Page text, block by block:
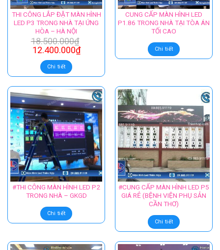
-33%
THI CÔNG LẮP ĐẶT MÀN HÌNH
LED P3 TRONG NHÀ TẠI ỨNG
HÒA – HÀ NỘI
18.500.000₫
12.400.000₫
Chi tiết
CUNG CẤP MÀN HÌNH LED
P1.86 TRONG NHÀ TẠI TÒA ÁN
TỐI CAO
Chi tiết